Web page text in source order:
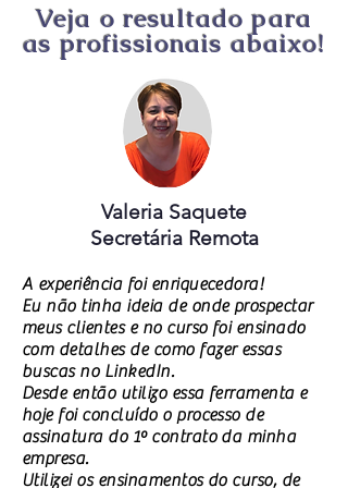
Veja o resultado para
as profissionais abaixo!
Valeria Saquete
Secretária Remota
A experiência foi enriquecedora!
Eu não tinha ideia de onde prospectar
meus clientes e no curso foi ensinado
com detalhes de como fazer essas
buscas no LinkedIn.
Desde então utilizo essa ferramenta e
hoje foi concluído o processo de
assinatura do 1º contrato da minha
empresa.
Utilizei os ensinamentos do curso, de